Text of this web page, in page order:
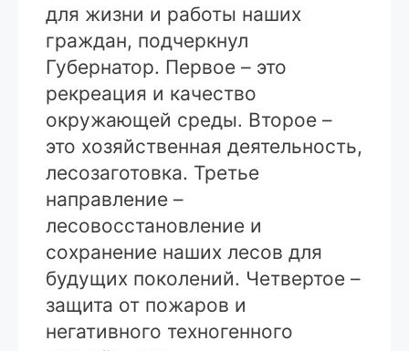
для жизни и работы наших
граждан, подчеркнул
Губернатор. Первое – это
рекреация и качество
окружающей среды. Второе –
это хозяйственная деятельность,
лесозаготовка. Третье
направление –
лесовосстановление и
сохранение наших лесов для
будущих поколений. Четвертое –
защита от пожаров и
негативного техногенного